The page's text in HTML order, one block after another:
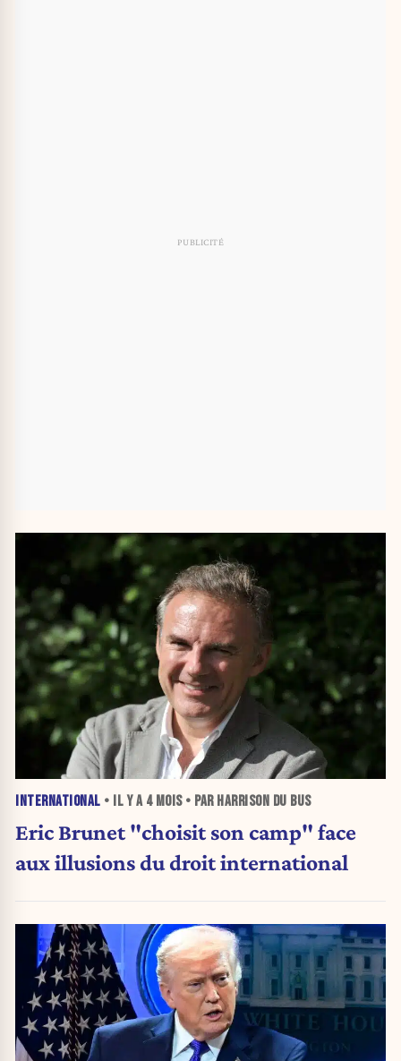
INTERNATIONAL • IL Y A 4 MOIS• PAR HARRISON DU BUS
Eric Brunet "choisit son camp" face
aux illusions du droit international